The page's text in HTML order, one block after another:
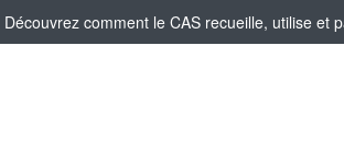
Découvrez comment le CAS recueille, utilise et